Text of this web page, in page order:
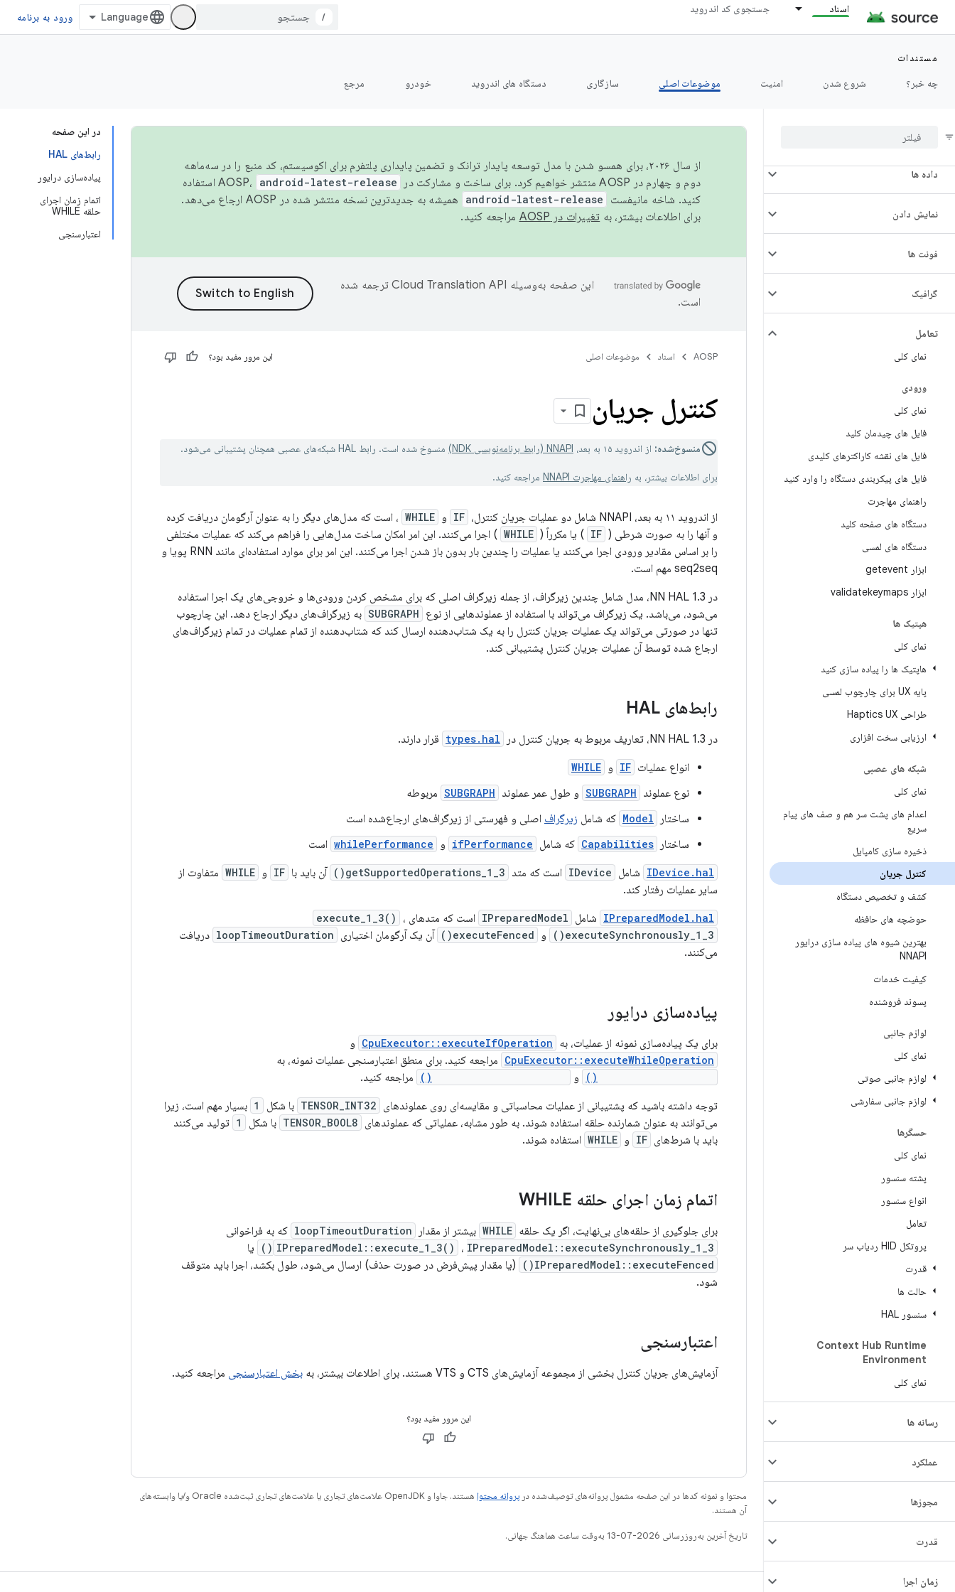
اسناد جستجوی کد اندروید
/ ورود به برنامه
مستندات
چه خبر؟
شروع شدن امنیت موضوعات اصلی سازگاری دستگاه های اندروید خودرو مرجع
معماری
سمعی
قابلیت اتصال
داده ها
نمایش دادن
فونت ها
گرافیک
تعامل
نمای کلی
ورودی
نمای کلی
فایل های چیدمان کلید
فایل های نقشه کاراکترهای کلیدی
فایل های پیکربندی دستگاه را وارد کنید
راهنمای مهاجرت
دستگاه های صفحه کلید
دستگاه های لمسی
ابزار getevent
ابزار validatekeymaps
هپتیک ها
نمای کلی
هاپتیک ها را پیاده سازی کنید
پایه UX برای چارچوب لمسی
طراحی Haptics UX
ارزیابی سخت افزاری
شبکه های عصبی
نمای کلی
اعدام های پشت سر هم و صف های پیام
سریع
ذخیره سازی کامپایل
کنترل جریان
کشف و تخصیص دستگاه
حوضچه های حافظه
بهترین شیوه های پیاده سازی درایور
NNAPI
کیفیت خدمات
پسوند فروشنده
لوازم جانبی
نمای کلی
لوازم جانبی صوتی
لوازم جانبی سفارشی
حسگرها
نمای کلی
پشته سنسور
انواع سنسور
تعامل
پروتکل HID ردیاب سر
قدرت
حالت ها
سنسور HAL
Context Hub Runtime
Environment
نمای کلی
رسانه ها
عملکرد
مجوزها
قدرت
زمان اجرا
در این صفحه
رابط‌های HAL
پیاده‌سازی درایور
اتمام زمان اجرای
حلقه WHILE
اعتبارسنجی
از سال ۲۰۲۶، برای همسو شدن با مدل توسعه پایدار ترانک و تضمین پایداری پلتفرم برای اکوسیستم، کد منبع را در سه‌ماهه
دوم و چهارم در AOSP منتشر خواهیم کرد. برای ساخت و مشارکت در AOSP،
android-latest-release
استفاده
کنید. شاخه مانیفست
android-latest-release
همیشه به جدیدترین نسخه منتشر شده در AOSP ارجاع می‌دهد.
برای اطلاعات بیشتر، به تغییرات در AOSP مراجعه کنید.
این صفحه به‌وسیله
ترجمه شده
است.
AOSP اسناد موضوعات اصلی این مرور مفید بود؟
کنترل جریان
منسوخ‌شده: از اندروید ۱۵ به بعد، NNAPI (رابط برنامه‌نویسی NDK) منسوخ شده است. رابط HAL شبکه‌های عصبی همچنان پشتیبانی می‌شود.
برای اطلاعات بیشتر، به راهنمای مهاجرت NNAPI مراجعه کنید.
از اندروید ۱۱ به بعد، NNAPI شامل دو عملیات جریان کنترل، IF و WHILE ، است که مدل‌های دیگر را به عنوان آرگومان دریافت کرده
و آنها را به صورت شرطی ( IF ) یا مکرراً ( WHILE ) اجرا می‌کنند. این امر امکان ساخت مدل‌هایی را فراهم می‌کند که عملیات مختلفی
را بر اساس مقادیر ورودی اجرا می‌کنند یا عملیات را چندین بار بدون باز شدن اجرا می‌کنند. این امر برای موارد استفاده‌ای مانند RNN پویا و
seq2seq مهم است.
در NN HAL 1.3، مدل شامل چندین زیرگراف، از جمله زیرگراف اصلی که برای مشخص کردن ورودی‌ها و خروجی‌های یک اجرا استفاده
می‌شود، می‌باشد. یک زیرگراف می‌تواند با استفاده از عملوندهایی از نوع SUBGRAPH به زیرگراف‌های دیگر ارجاع دهد. این چارچوب
تنها در صورتی می‌تواند یک عملیات جریان کنترل را به یک شتاب‌دهنده ارسال کند که شتاب‌دهنده از تمام عملیات در تمام زیرگراف‌های
ارجاع شده توسط آن عملیات جریان کنترل پشتیبانی کند.
رابط‌های HAL
در NN HAL 1.3، تعاریف مربوط به جریان کنترل در types.hal قرار دارند.
انواع عملیات IF و WHILE
نوع عملوند SUBGRAPH و طول عمر عملوند SUBGRAPH مربوطه
ساختار
Model که شامل زیرگراف اصلی و فهرستی از زیرگراف‌های ارجاع‌شده است
ساختار
Capabilities که شامل ifPerformance و whilePerformance است
IDevice.hal شامل IDevice است که متد getSupportedOperations_1_3() آن باید با IF و WHILE متفاوت از
سایر عملیات رفتار کند.
IPreparedModel.hal شامل IPreparedModel است که متدهای execute_1_3() ،
executeSynchronously_1_3() و executeFenced() آن یک آرگومان اختیاری loopTimeoutDuration دریافت
می‌کنند.
پیاده‌سازی درایور
برای یک پیاده‌سازی نمونه از عملیات، به CpuExecutor::executeIfOperation و
CpuExecutor::executeWhileOperation مراجعه کنید. برای منطق اعتبارسنجی عملیات نمونه، به
و
مراجعه کنید.
توجه داشته باشید که پشتیبانی از عملیات محاسباتی و مقایسه‌ای روی عملوندهای TENSOR_INT32 با شکل 1 بسیار مهم است، زیرا
می‌توانند به عنوان شمارنده حلقه استفاده شوند. به طور مشابه، عملیاتی که عملوندهای TENSOR_BOOL8 با شکل 1 تولید می‌کنند
باید با شرط‌های IF و WHILE استفاده شوند.
اتمام زمان اجرای حلقه WHILE
برای جلوگیری از حلقه‌های بی‌نهایت، اگر یک حلقه WHILE بیشتر از مقدار loopTimeoutDuration که به فراخوانی
IPreparedModel::execute_1_3() ، IPreparedModel::executeSynchronously_1_3() یا
IPreparedModel::executeFenced()
(یا مقدار پیش‌فرض در صورت حذف) ارسال می‌شود، طول بکشد، اجرا باید متوقف
شود.
اعتبارسنجی
آزمایش‌های جریان کنترل بخشی از مجموعه آزمایش‌های CTS و VTS هستند. برای اطلاعات بیشتر، به بخش اعتبارسنجی مراجعه کنید.
این مرور مفید بود؟
محتوا و نمونه کدها در این صفحه مشمول پروانه‌های توصیف‌شده در پروانه محتوا
هستند. جاوا و OpenJDK علامت‌های تجاری یا علامت‌های تجاری ثبت‌شده Oracle و/یا وابسته‌های
آن هستند.
تاریخ آخرین به‌روزرسانی 2026-07-13 به‌وقت ساعت هماهنگ جهانی.